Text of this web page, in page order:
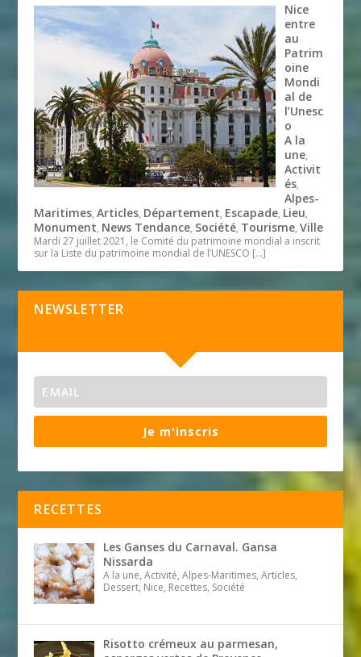
Nice
entre
au
Patrim
oine
Mondi
al de
l’Unesc
o
A la
une,
Activit
és,
Alpes-
Maritimes,Articles, Département, Escapade, Lieu,
Monument, News Tendance, Société, Tourisme,Ville
Mardi 27 juillet 2021, le Comité du patrimoine mondial a inscrit
sur la Liste du patrimoine mondial de l’UNESCO […]
NEWSLETTER
Je m'inscris
RECETTES
Les Ganses du Carnaval. Gansa
Nissarda
A la une, Activité, Alpes-Maritimes, Articles,
Dessert, Nice, Recettes, Société
Risotto crémeux au parmesan,